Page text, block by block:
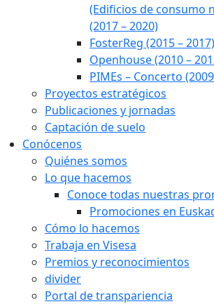
(Edificios de consumo
(2017 – 2020)
FosterReg (2015 – 2017)
Openhouse (2010 –
PIMEs – Concerto
Proyectos estratégicos
Publicaciones y jornadas
Captación de suelo
Conócenos
Quiénes somos
Lo que hacemos
Conoce todas nuestras
Promociones en
Cómo lo hacemos
Trabaja en Visesa
Premios y reconocimientos
divider
Portal de transpariencia